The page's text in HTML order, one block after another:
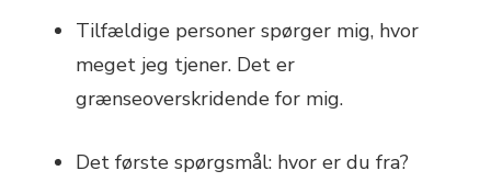
Tilfældige personer spørger mig, hvor
meget jeg tjener. Det er
grænseoverskridende for mig.
Det første spørgsmål: hvor er du fra?